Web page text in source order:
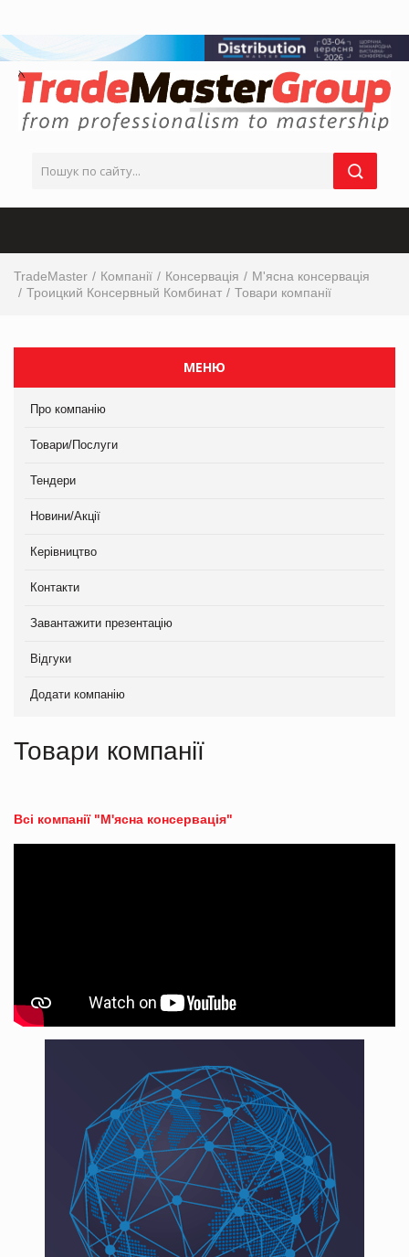
TradeMaster Компанії Консервація
М'ясна консервація
Троицкий Консервный Комбинат
Товари компанії
МЕНЮ
Про компанію
Товари/Послуги
Тендери
Новини/Акції
Керівництво
Контакти
Завантажити презентацію
Відгуки
Додати компанію
Товари компанії
Всі компанії "М'ясна консервація"